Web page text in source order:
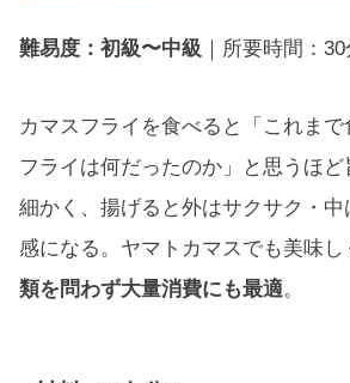
難易度：初級〜中級 ｜所要時間：30
カマスフライを食べると「これま
フライは何だったのか」と思うほ
細かく、揚げると外はサクサク・
感になる。ヤマトカマスでも美味し
類を問わず大量消費にも最適。